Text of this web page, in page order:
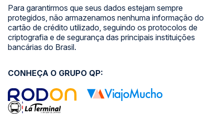
Para garantirmos que seus dados estejam sempre
protegidos, não armazenamos nenhuma informação do
cartão de crédito utilizado, seguindo os protocolos de
criptografia e de segurança das principais instituições
bancárias do Brasil.
CONHEÇA O GRUPO QP: